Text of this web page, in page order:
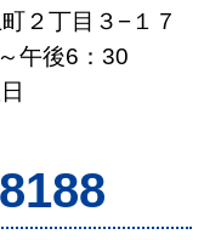
２丁目３−１７
午後6：30